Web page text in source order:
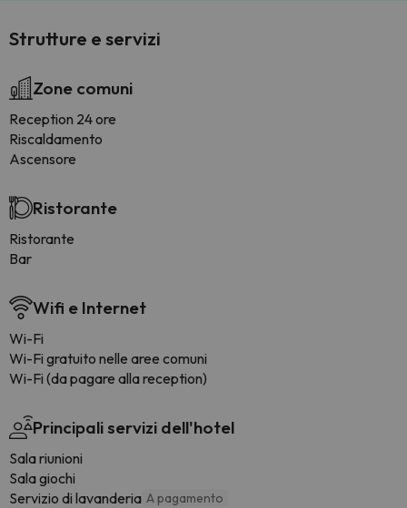
Strutture e servizi
Zone comuni
Reception 24 ore
Riscaldamento
Ascensore
Ristorante
Ristorante
Bar
Wifi e Internet
Wi-Fi
Wi-Fi gratuito nelle aree comuni
Wi-Fi (da pagare alla reception)
Principali servizi dell'hotel
Sala riunioni
Sala giochi
Servizio di lavanderia A pagamento